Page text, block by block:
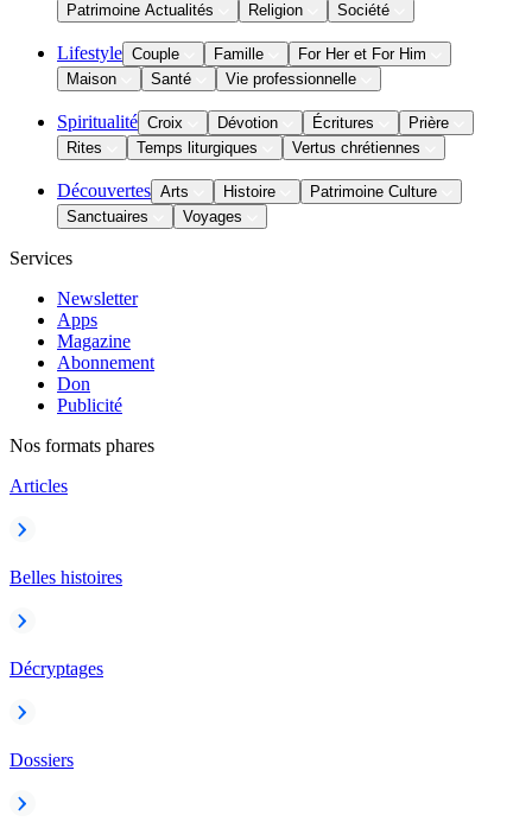
Patrimoine Actualités
Religion Société
Lifestyle Couple Famille
For Her et For Him
Maison
Santé Vie professionnelle
Spiritualité Croix Dévotion Écritures
Prière
Rites
Temps liturgiques Vertus chrétiennes
Découvertes Arts Histoire
Patrimoine Culture
Sanctuaires
Voyages
Services
Newsletter
Apps
Magazine
Abonnement
Don
Publicité
Nos formats phares
Articles
Belles histoires
Décryptages
Dossiers